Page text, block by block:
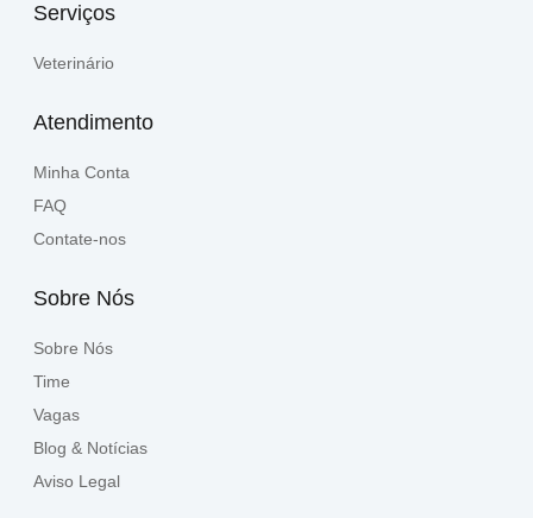
Serviços
Veterinário
Atendimento
Minha Conta
FAQ
Contate-nos
Sobre Nós
Sobre Nós
Time
Vagas
Blog & Notícias
Aviso Legal